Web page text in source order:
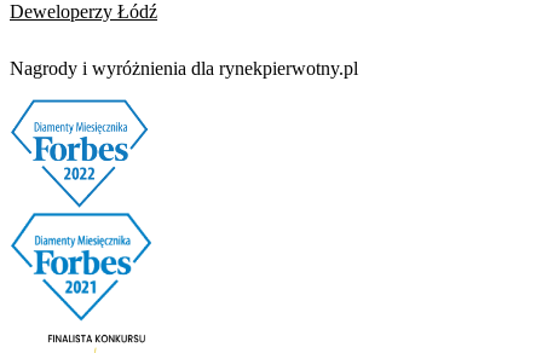
Deweloperzy Łódź
Nagrody i wyróżnienia dla rynekpierwotny.pl